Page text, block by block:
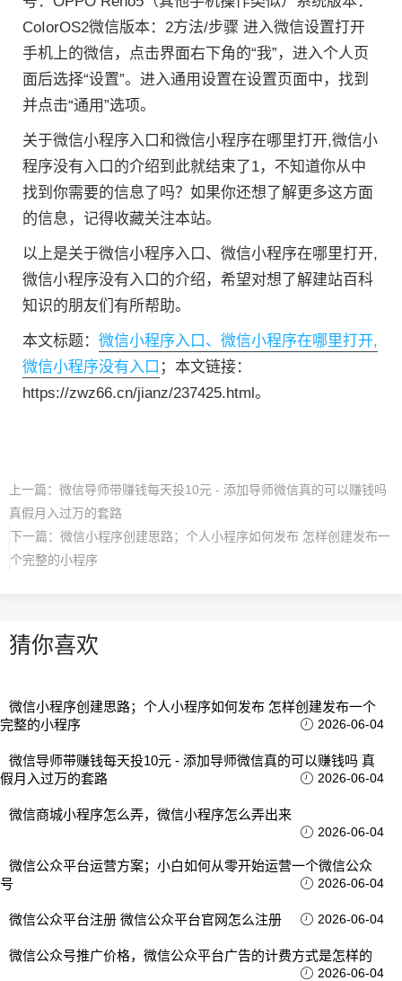
CoIorOS2微信版本：2方法/步骤 进入微信设置打开
手机上的微信，点击界面右下角的“我”，进入个人页
面后选择“设置”。进入通用设置在设置页面中，找到
并点击“通用”选项。
关于微信小程序入口和微信小程序在哪里打开,微信小
程序没有入口的介绍到此就结束了1，不知道你从中
找到你需要的信息了吗？如果你还想了解更多这方面
的信息，记得收藏关注本站。
以上是关于微信小程序入口、微信小程序在哪里打开,
微信小程序没有入口的介绍，希望对想了解建站百科
知识的朋友们有所帮助。
本文标题： 微信小程序入口、微信小程序在哪里打开,
微信小程序没有入口 ；本文链接：
https://zwz66.cn/jianz/237425.html。
上一篇： 微信导师带赚钱每天投10元 - 添加导师微信真的可以赚钱吗
真假月入过万的套路
下一篇： 微信小程序创建思路；个人小程序如何发布 怎样创建发布一
个完整的小程序
猜你喜欢
微信小程序创建思路；个人小程序如何发布 怎样创建发布一个
完整的小程序
2026-06-04
微信导师带赚钱每天投10元 - 添加导师微信真的可以赚钱吗 真
假月入过万的套路
2026-06-04
微信商城小程序怎么弄，微信小程序怎么弄出来
2026-06-04
微信公众平台运营方案；小白如何从零开始运营一个微信公众
号
2026-06-04
微信公众平台注册 微信公众平台官网怎么注册 2026-06-04
微信公众号推广价格，微信公众平台广告的计费方式是怎样的
2026-06-04